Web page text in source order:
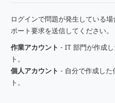
ログインで問題が発生している場
ポート要求を送信してください。
作業アカウント - IT 部門が作成
ト。
個人アカウント - 自分で作成し
ト。